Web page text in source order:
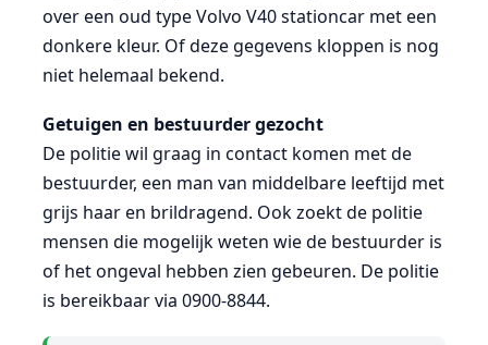
over een oud type Volvo V40 stationcar met een
donkere kleur. Of deze gegevens kloppen is nog
niet helemaal bekend.
Getuigen en bestuurder gezocht
De politie wil graag in contact komen met de
bestuurder, een man van middelbare leeftijd met
grijs haar en brildragend. Ook zoekt de politie
mensen die mogelijk weten wie de bestuurder is
of het ongeval hebben zien gebeuren. De politie
is bereikbaar via 0900-8844.